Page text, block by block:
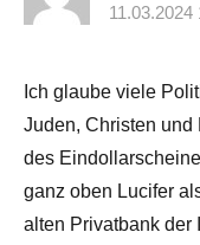
11.03.2024
Ich glaube viele
Juden, Christen und
des
ganz oben Lucifer
alten Privatbank der